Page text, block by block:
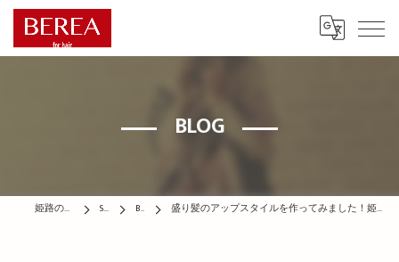
BLOG
姫路の美容院はBEREA STAFF BLOG 盛り髪のアップスタイルを作ってみました！姫路市の美容院BEREA(ベレア)はお客様のキレイを叶える美容室／ヘアサロン